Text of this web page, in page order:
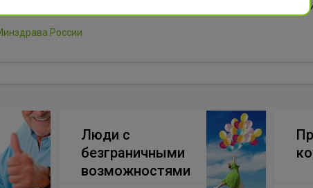
рассказали в информационной ленте Минздрава
России
Люди с
безграничными
возможностями